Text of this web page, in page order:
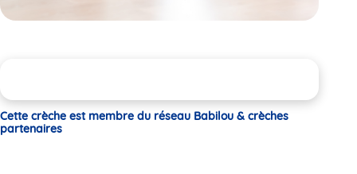
Cette crèche est membre du réseau Babilou & crèches
partenaires